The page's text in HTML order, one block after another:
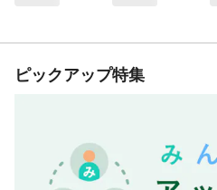
ピックアップ特集